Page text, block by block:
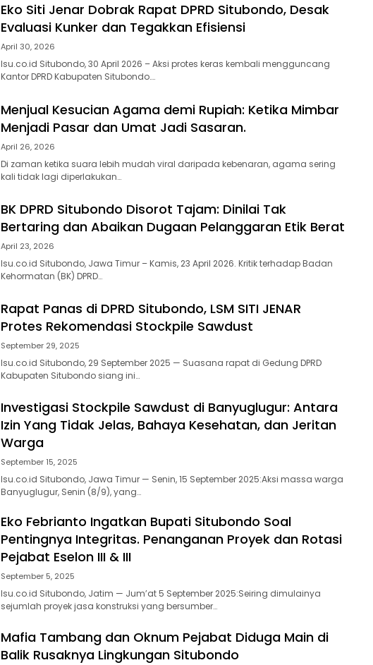
Eko Siti Jenar Dobrak Rapat DPRD Situbondo, Desak
Evaluasi Kunker dan Tegakkan Efisiensi
April 30, 2026
Isu.co.id Situbondo, 30 April 2026 – Aksi protes keras kembali mengguncang
Kantor DPRD Kabupaten Situbondo….
Menjual Kesucian Agama demi Rupiah: Ketika Mimbar
Menjadi Pasar dan Umat Jadi Sasaran.
April 26, 2026
Di zaman ketika suara lebih mudah viral daripada kebenaran, agama sering
kali tidak lagi diperlakukan…
BK DPRD Situbondo Disorot Tajam: Dinilai Tak
Bertaring dan Abaikan Dugaan Pelanggaran Etik Berat
April 23, 2026
Isu.co.id Situbondo, Jawa Timur – Kamis, 23 April 2026. Kritik terhadap Badan
Kehormatan (BK) DPRD…
Rapat Panas di DPRD Situbondo, LSM SITI JENAR
Protes Rekomendasi Stockpile Sawdust
September 29, 2025
Isu.co.id Situbondo, 29 September 2025 — Suasana rapat di Gedung DPRD
Kabupaten Situbondo siang ini…
Investigasi Stockpile Sawdust di Banyuglugur: Antara
Izin Yang Tidak Jelas, Bahaya Kesehatan, dan Jeritan
Warga
September 15, 2025
Isu.co.id Situbondo, Jawa Timur — Senin, 15 September 2025:Aksi massa warga
Banyuglugur, Senin (8/9), yang…
Eko Febrianto Ingatkan Bupati Situbondo Soal
Pentingnya Integritas. Penanganan Proyek dan Rotasi
Pejabat Eselon III & III
September 5, 2025
Isu.co.id Situbondo, Jatim — Jum’at 5 September 2025:Seiring dimulainya
sejumlah proyek jasa konstruksi yang bersumber…
Mafia Tambang dan Oknum Pejabat Diduga Main di
Balik Rusaknya Lingkungan Situbondo